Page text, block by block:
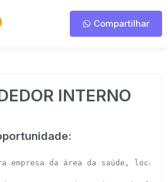
Compartilhar
INTERNO
empresa da área da saúde,